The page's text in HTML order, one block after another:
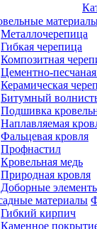
Металлочерепица
Гибкая черепица
Композитная
Цементно-
Керамическая
Битумный
Подшивка
Наплавляемая
Фальцевая кровля
Профнастил
Кровельная медь
Природная кровля
Доборные
Гибкий кирпич
Каменное